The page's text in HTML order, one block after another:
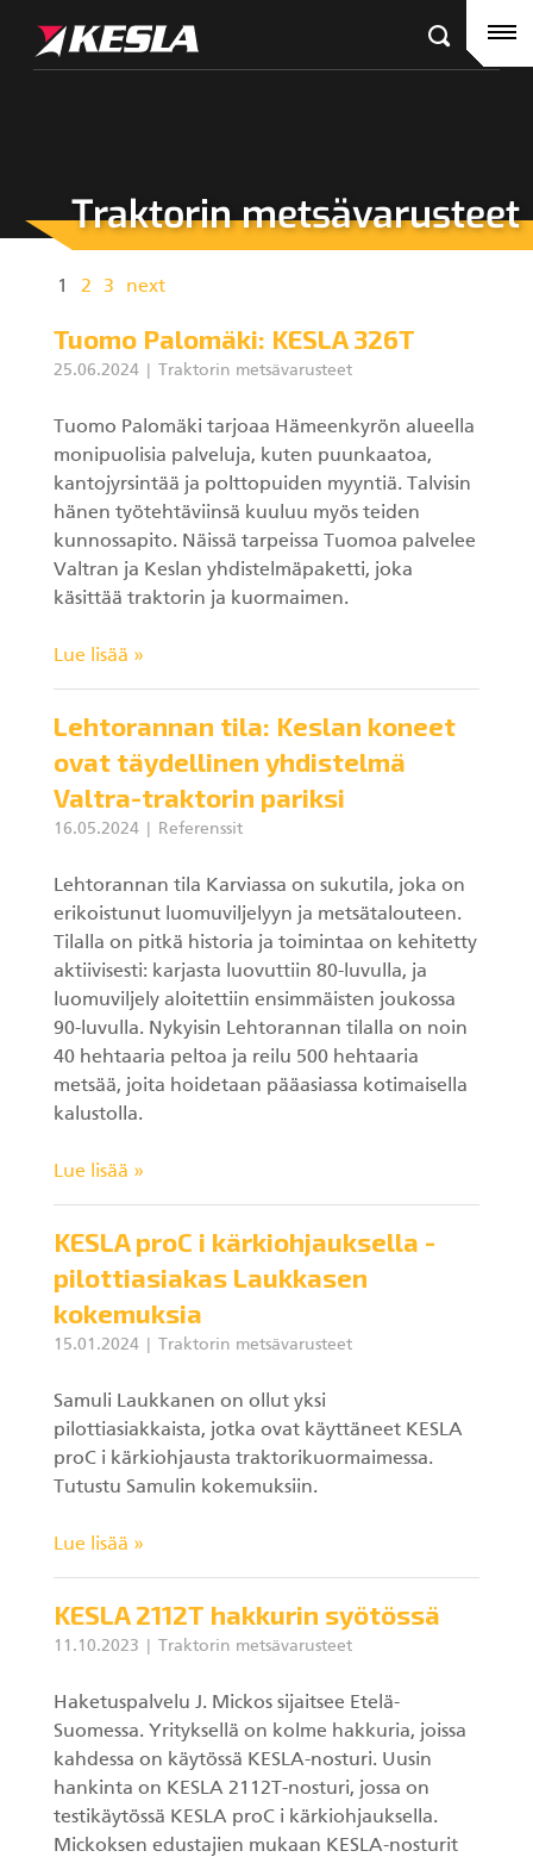
Etusivu
Puutavaranosturit
Kahmarit III
Kahmarit II
Harvesterikourat
Metsäkonenosturit
Perävaunut
Sykeprosessori
Kahmarit I
KESLA-jälleenmyyjät
Yritys
Sijoittajille
Tehtaan yhteystiedot
KESLA Defence
FI
Traktorin metsävarusteet
1 2 3 next
Tuomo Palomäki: KESLA 326T
25.06.2024 Traktorin metsävarusteet
Tuomo Palomäki tarjoaa Hämeenkyrön alueella
monipuolisia palveluja, kuten puunkaatoa,
kantojyrsintää ja polttopuiden myyntiä. Talvisin
hänen työtehtäviinsä kuuluu myös teiden
kunnossapito. Näissä tarpeissa Tuomoa palvelee
Valtran ja Keslan yhdistelmäpaketti, joka
käsittää traktorin ja kuormaimen.
Lue lisää »
Lehtorannan tila: Keslan koneet
ovat täydellinen yhdistelmä
Valtra-traktorin pariksi
16.05.2024 Referenssit
Lehtorannan tila Karviassa on sukutila, joka on
erikoistunut luomuviljelyyn ja metsätalouteen.
Tilalla on pitkä historia ja toimintaa on kehitetty
aktiivisesti: karjasta luovuttiin 80-luvulla, ja
luomuviljely aloitettiin ensimmäisten joukossa
90-luvulla. Nykyisin Lehtorannan tilalla on noin
40 hehtaaria peltoa ja reilu 500 hehtaaria
metsää, joita hoidetaan pääasiassa kotimaisella
kalustolla.
Lue lisää »
KESLA proC i kärkiohjauksella -
pilottiasiakas Laukkasen
kokemuksia
15.01.2024 Traktorin metsävarusteet
Samuli Laukkanen on ollut yksi
pilottiasiakkaista, jotka ovat käyttäneet KESLA
proC i kärkiohjausta traktorikuormaimessa.
Tutustu Samulin kokemuksiin.
Lue lisää »
KESLA 2112T hakkurin syötössä
11.10.2023 Traktorin metsävarusteet
Haketuspalvelu J. Mickos sijaitsee Etelä-
Suomessa. Yrityksellä on kolme hakkuria, joissa
kahdessa on käytössä KESLA-nosturi. Uusin
hankinta on KESLA 2112T-nosturi, jossa on
testikäytössä KESLA proC i kärkiohjauksella.
Mickoksen edustajien mukaan KESLA-nosturit